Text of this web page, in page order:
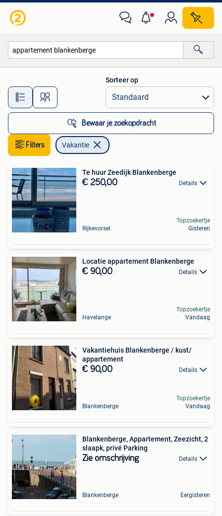
Alle afstanden…
Sorteer op
Bewaar je zoekopdracht
Filters Vakantie
Te huur Zeedijk Blankenberge
€ 250,00 Details
Rijkevorsel
Topzoekertje
Gisteren
Locatie appartement Blankenberge
€ 90,00 Details
Havelange
Topzoekertje
Vandaag
Vakantiehuis Blankenberge / kust/
appartement
€ 90,00 Details
Blankenberge
Topzoekertje
Vandaag
Blankenberge, Appartement, Zeezicht, 2
slaapk, privé Parking
Zie omschrijving Details
Blankenberge Eergisteren